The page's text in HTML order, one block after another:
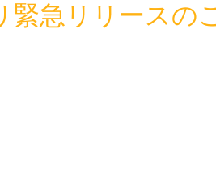
緊急リリースの